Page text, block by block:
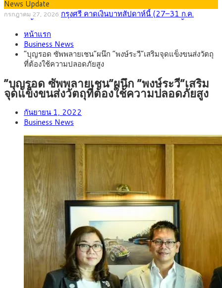
News Update
กรกฎาคม 27, 2026 กรุงศรี คาดเงินบาทสัปดาห์นี้ (27–31 ก.ค.
หน้ารถไฟฟ้าสงขลา โมโนเรล 12.54 กม. เชื่อมเมืองหาดใหญ่
สิงหาคม 4, 2026
หัวเพียง 2,618 บาท เสนอทบทวนจัดสรรงบให้สอดคล้องภาระงาน
จริง
สิงหาคม 3, 2026 กรุงศรี คาดเงินบาทสัปดาห์นี้ซื้อขายในกรอบ
33.00-33.60 ติดตามข้อมูลจ้างงานสหรัฐฯ
สิงหาคม 1, 2026 “เอกนิติ” เปิดเครื่องยนต์เศรษฐกิจใหม่ของไทย เดิน
หน้า 5 ยุทธศาสตร์ รื้อโครงสร้างเศรษฐกิจ ดันไทยโตเต็มศักยภาพ
กรกฎาคม 27, 2026 ภัยเงียบใกล้ตัวเด็ก LSD “แสตมป์เมา” ยาเสพติด
ลายการ์ตูน กรมศุลกากร เตือนผู้ปกครองเฝ้าระวัง หลังยึดล็อตใหญ่
จากเยอรมนี
หน้าแรก
Business News
“บุญรอด ซัพพลายเชน”ผนึก “พงษ์ระวี”เสริมจุดแข็งขนส่งวัตถุ
ที่ต้องใช้ความปลอดภัยสูง
“บุญรอด ซัพพลายเชน”ผนึก “พงษ์ระวี”เสริม
จุดแข็งขนส่งวัตถุที่ต้องใช้ความปลอดภัยสูง
กันยายน 1, 2022
Business News